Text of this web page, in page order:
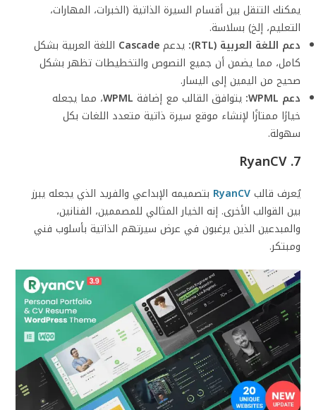
يمكنك التنقل بين أقسام السيرة الذاتية (الخبرات، المهارات،
التعليم، إلخ) بسلاسة.
دعم اللغة العربية (RTL):
يدعمCascade اللغة العربية بشكل
كامل، مما يضمن أن جميع النصوص والتخطيطات تظهر بشكل
صحيح من اليمين إلى اليسار.
دعم WPML:
يتوافق القالب مع إضافة WPML، مما يجعله
خيارًا ممتازًا لإنشاء موقع سيرة ذاتية متعدد اللغات بكل
سهولة.
7. RyanCV
يُعرف قالبRyanCV بتصميمه الإبداعي والفريد الذي يجعله يبرز
بين القوالب الأخرى. إنه الخيار المثالي للمصممين، الفنانين،
والمبدعين الذين يرغبون في عرض سيرتهم الذاتية بأسلوب فني
ومبتكر.